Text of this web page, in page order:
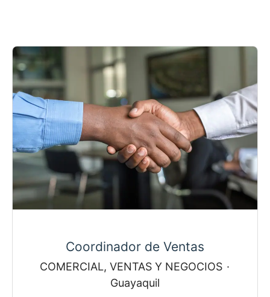
Coordinador de Ventas
COMERCIAL, VENTAS Y NEGOCIOS ·
Guayaquil